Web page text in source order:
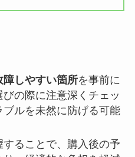
障しやすい箇所を事前に
の際に注意深くチェッ
ルを未然に防げる可能
することで、購入後の予